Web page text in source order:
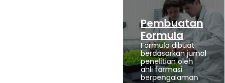
Pembuatan
Formula
Formula dibuat
berdasarkan jurnal
penelitian oleh
ahli farmasi
berpengalaman